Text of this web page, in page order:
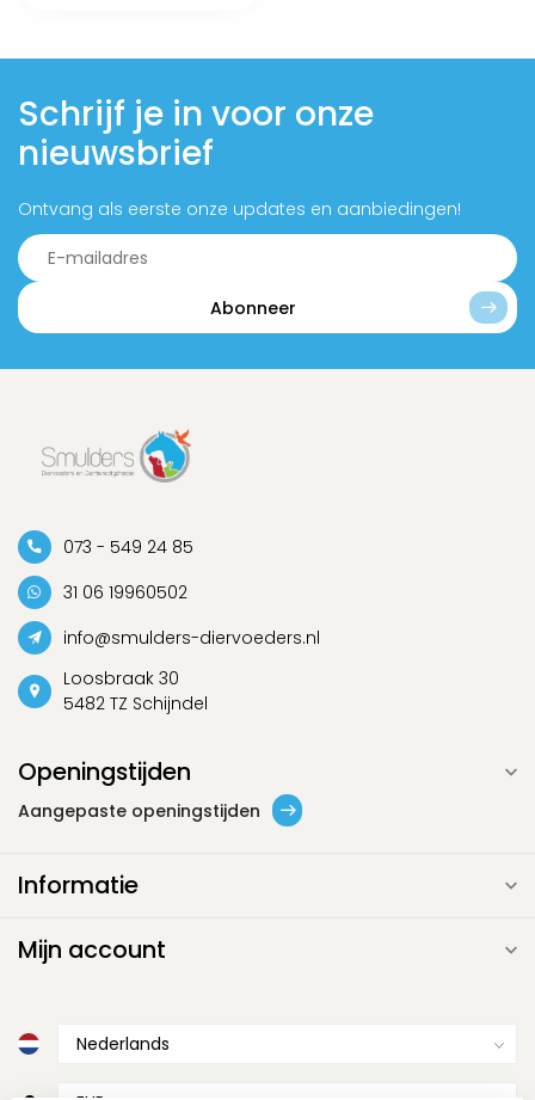
Schrijf je in voor onze
nieuwsbrief
Ontvang als eerste onze updates en aanbiedingen!
Abonneer
073 - 549 24 85
31 06 19960502
info@smulders-diervoeders.nl
Loosbraak 30
5482 TZ Schijndel
Openingstijden
Aangepaste openingstijden
Informatie
Mijn account